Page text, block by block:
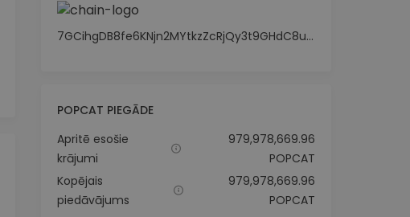
7GCihgDB8fe6KNjn2MYtkzZcRjQy3t9GHdC8uHYmW2hr
POPCAT PIEGĀDE
Apritē esošie
krājumi
979,978,669.96
POPCAT
Kopējais
piedāvājums
979,978,669.96
POPCAT